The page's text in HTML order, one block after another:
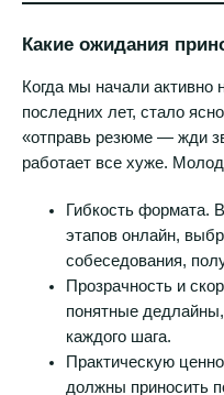
Какие ожидания
Когда мы начали активно
последних лет, стало
«отправь резюме — жди
работает все хуже.
Гибкость формата.
этапов онлайн,
собеседования,
Прозрачность и
понятные
каждого шага.
Практическую
должны приносить